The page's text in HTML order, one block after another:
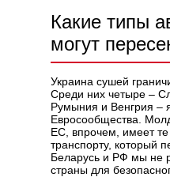
Какие типы
могут
Украина сушей
Среди них четыре –
Румыния и Венгрия –
Евросообщества.
ЕС, впрочем, имеет
транспорту, который
Беларусь и РФ мы не
страны для